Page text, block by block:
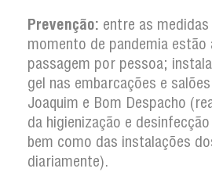
Prevenção: entre as
momento de pandemia estão
passagem por pessoa;
gel nas embarcações e
Joaquim e Bom Despacho
da higienização e
bem como das instalações
diariamente).